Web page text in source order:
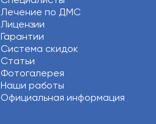
Лечение по ДМС
Лицензии
Гарантии
Система скидок
Статьи
Фотогалерея
Наши работы
Официальная информация